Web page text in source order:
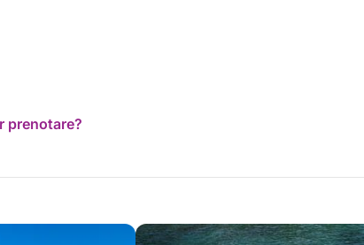
prenotare?